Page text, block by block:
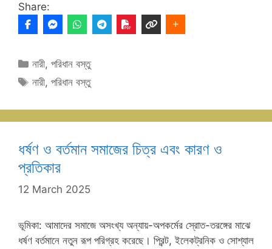
Share:
Categories
নারী,পরিধান বস্তু
Tags
নারী,পরিধান বস্তু
ধর্ষণ ও বর্তমান সমাজের চিত্র এবং কারণ ও
প্রতিকার
12 March 2025
ভূমিকা: আমাদের সমাজে অসংখ্য অন্যায়-অপকর্মের স্রোত-তরঙ্গের মাঝে
ধর্ষণ বর্তমানে নতুন রূপ পরিগ্রহ করেছে। প্রিন্ট, ইলেকট্রনিক ও সোশ্যাল